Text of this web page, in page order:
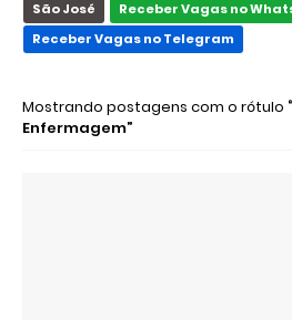
São José
Receber Vagas no
Receber Vagas no Telegram
Mostrando postagens com o rótulo
Enfermagem